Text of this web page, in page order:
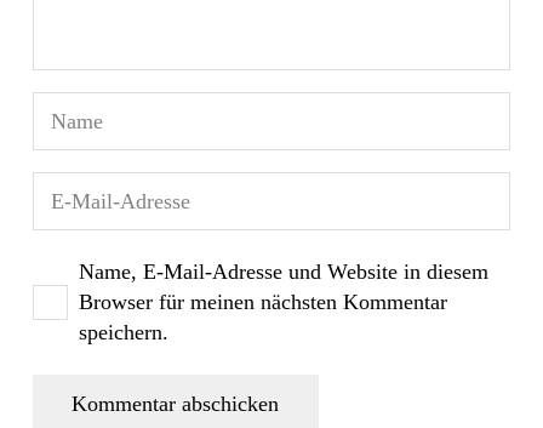
Name, E-Mail-Adresse und Website in diesem
Browser für meinen nächsten Kommentar
speichern.
Kommentar abschicken